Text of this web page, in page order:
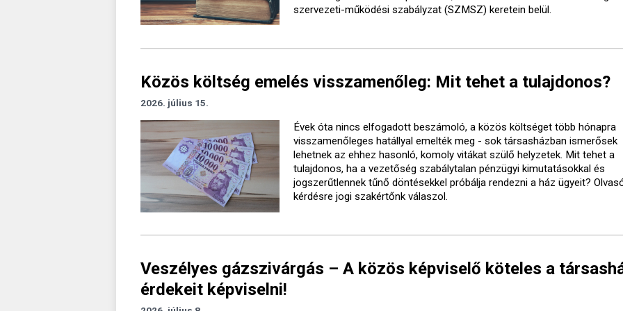
szervezeti-működési szabályzat (SZMSZ) keretein belül.
Közös költség emelés visszamenőleg: Mit tehet a tulajdonos?
2026. július 15.
Évek óta nincs elfogadott beszámoló, a közös költséget több hónapra
visszamenőleges hatállyal emelték meg - sok társasházban ismerősek
lehetnek az ehhez hasonló, komoly vitákat szülő helyzetek. Mit tehet a
tulajdonos, ha a vezetőség szabálytalan pénzügyi kimutatásokkal és
jogszerűtlennek tűnő döntésekkel próbálja rendezni a ház ügyeit?
kérdésre jogi szakértőnk válaszol.
Veszélyes gázszivárgás – A közös képviselő köteles a
érdekeit képviselni!